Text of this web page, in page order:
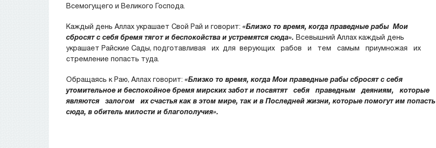
Всемогущего и Великого Господа.
Каждый день Аллах украшает Свой Рай и говорит: «Близко то время, когда праведные рабы Мои
сбросят с себя бремя тягот и беспокойства и устремятся сюда». Всевышний Аллах каждый день
украшает Райские Сады, подготавливая их для верующих рабов и тем самым приумножая их
стремление попасть туда.
Обращаясь к Раю, Аллах говорит: «Близко то время, когда Мои праведные рабы сбросят с себя
утомительное и беспокойное бремя мирских забот и посвятят себя праведным деяниям, которые
являются залогом их счастья как в этом мире, так и в Последней жизни, которые помогут им попасть
сюда, в обитель милости и благополучия».